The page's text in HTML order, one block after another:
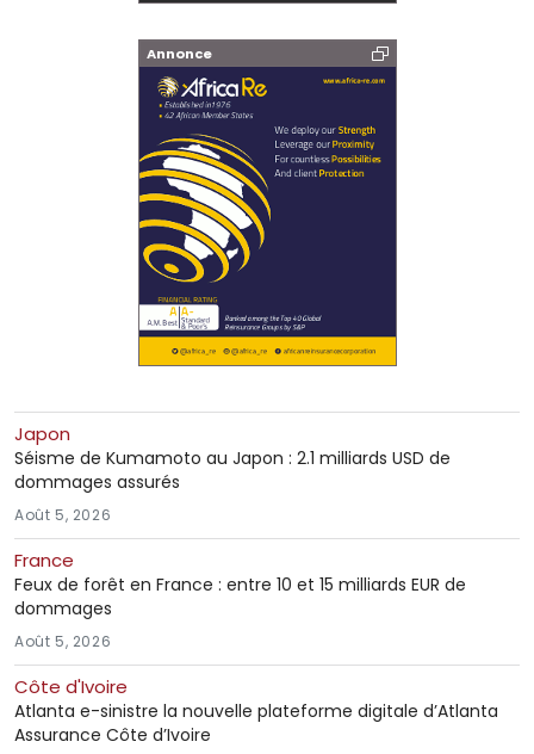
Annonce
Japon
Séisme de Kumamoto au Japon : 2.1 milliards USD de
dommages assurés
Août 5, 2026
France
Feux de forêt en France : entre 10 et 15 milliards EUR de
dommages
Août 5, 2026
Côte d'Ivoire
Atlanta e-sinistre la nouvelle plateforme digitale d’Atlanta
Assurance Côte d’Ivoire